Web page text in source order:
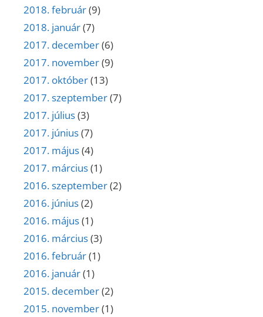
2018. február(9)
2018. január(7)
2017. december(6)
2017. november(9)
2017. október(13)
2017. szeptember(7)
2017. július(3)
2017. június(7)
2017. május(4)
2017. március(1)
2016. szeptember(2)
2016. június(2)
2016. május(1)
2016. március(3)
2016. február(1)
2016. január(1)
2015. december(2)
2015. november(1)